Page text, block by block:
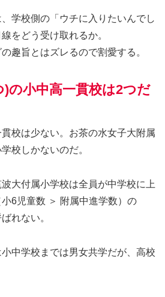
学校側の「ウチに入りたいんでし
をどう受け取れるか。
趣旨とはズレるので割愛する。
の小中高一貫校は2つだ
校は少ない。お茶の水女子大附属
校しかないのだ。
大付属小学校は全員が中学校に上
6児童数 ＞ 附属中進学数）の
れない。
中学校までは男女共学だが、高校